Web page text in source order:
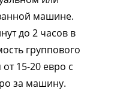
машине.
до 2 часов в
группового
15-20 евро с
за машину.